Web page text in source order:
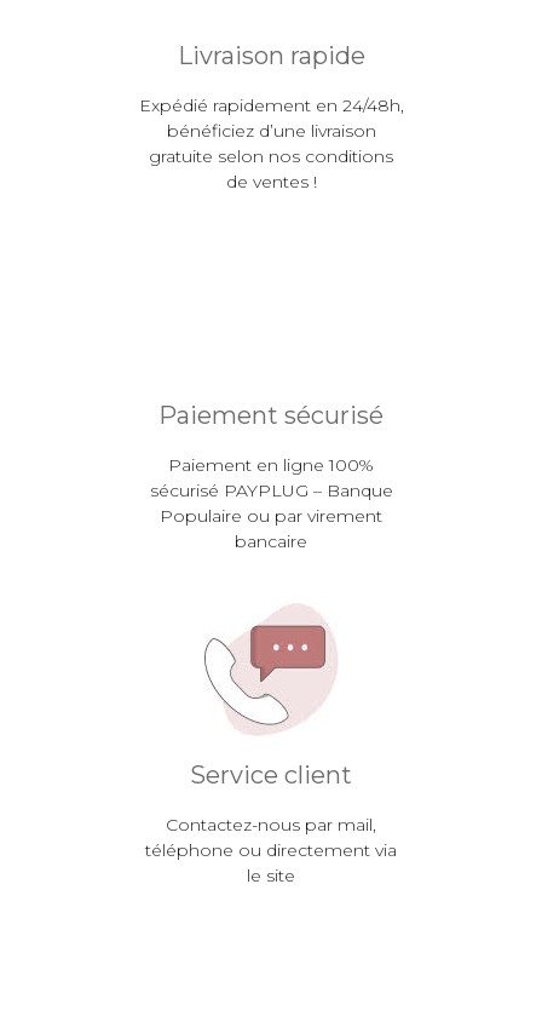
Livraison rapide
Expédié rapidement en 24/48h,
bénéficiez d’une livraison
gratuite selon nos conditions
de ventes !
Paiement sécurisé
Paiement en ligne 100%
sécurisé PAYPLUG – Banque
Populaire ou par virement
bancaire
Service client
Contactez-nous par mail,
téléphone ou directement via
le site